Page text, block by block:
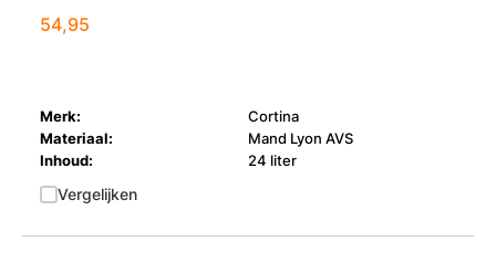
54,95
Merk:
Cortina
Materiaal:
Mand Lyon AVS
Inhoud:
24 liter
Vergelijken